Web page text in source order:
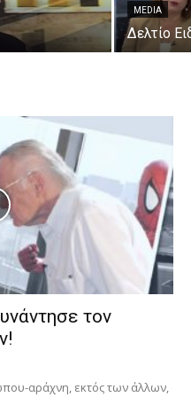
MEDIA
Δελτίο
τον
αράχνη, εκτός των άλλων,